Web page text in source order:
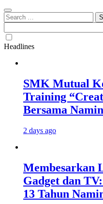
Search
for:
Headlines
SMK Mutual
Training
Bersama
2 days ago
Membesarkan
Gadget dan
13 Tahun